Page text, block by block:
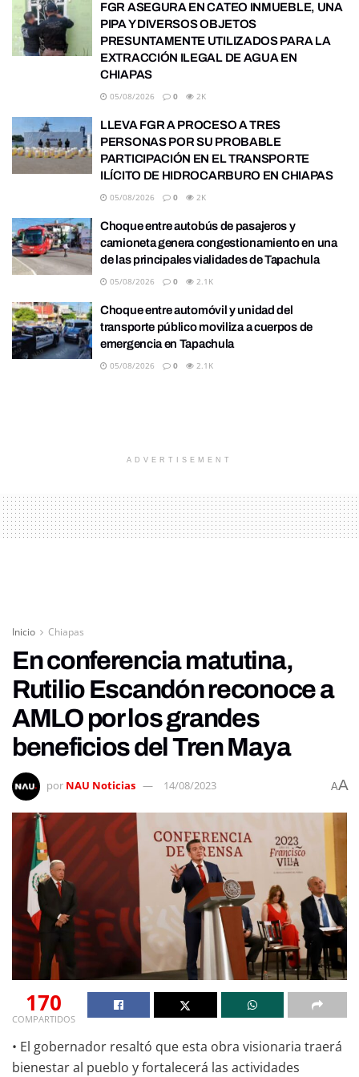
FGR ASEGURA EN CATEO INMUEBLE, UNA
PIPA Y DIVERSOS OBJETOS
PRESUNTAMENTE UTILIZADOS PARA LA
EXTRACCIÓN ILEGAL DE AGUA EN
CHIAPAS
05/08/2026 0 2K
LLEVA FGR A PROCESO A TRES
PERSONAS POR SU PROBABLE
PARTICIPACIÓN EN EL TRANSPORTE
ILÍCITO DE HIDROCARBURO EN CHIAPAS
05/08/2026 0 2K
Choque entre autobús de pasajeros y
camioneta genera congestionamiento en una
de las principales vialidades de Tapachula
05/08/2026 0 2.1K
Choque entre automóvil y unidad del
transporte público moviliza a cuerpos de
emergencia en Tapachula
05/08/2026 0 2.1K
ADVERTISEMENT
Inicio Chiapas
En conferencia matutina,
Rutilio Escandón reconoce a
AMLO por los grandes
beneficios del Tren Maya
por NAU Noticias 14/08/2023 AA
170
COMPARTIDOS
• El gobernador resaltó que esta obra visionaria traerá
bienestar al pueblo y fortalecerá las actividades